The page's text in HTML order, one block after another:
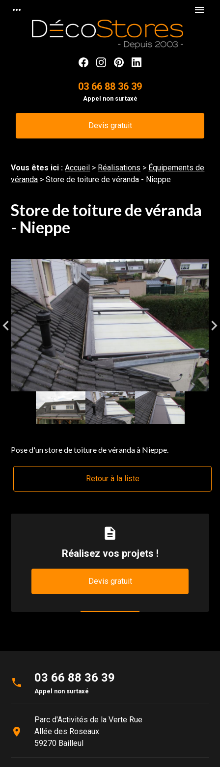
more_horiz menu
03 66 88 36 39
Appel non surtaxé
Devis gratuit
Vous êtes ici :Accueil > Réalisations > Équipements de
véranda >Store de toiture de véranda - Nieppe
Store de toiture de véranda
- Nieppe
Pose d'un store de toiture de véranda à Nieppe.
Retour à la liste
description
Réalisez vos projets !
Devis gratuit
phone 03 66 88 36 39
Appel non surtaxé
place
Parc d'Activités de la Verte Rue
Allée des Roseaux
59270 Bailleul